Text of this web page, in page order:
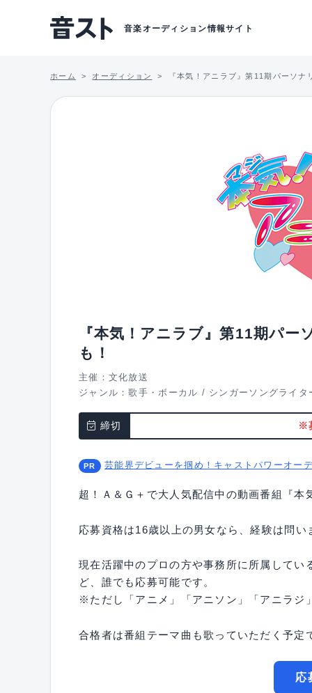
音楽オーディション情報サイト
ホーム オーディション 『本気！アニラブ』第11期パーソ
『本気！アニラブ』第11期パ
も！
主催：文化放送
ジャンル：歌手・ボーカル / シンガーソングライタ
締切 ※
芸能界デビューを掴め！キャストパワーオー
超！Ａ＆Ｇ＋で大人気配信中の動画番組『
応募資格は16歳以上の男女なら、経験は問い
現在活躍中のプロの方や事務所に所属して
ど、誰でも応募可能です。
※ただし「アニメ」「アニソン」「アニラジ
合格者は番組テーマ曲も歌っていただく予定
応